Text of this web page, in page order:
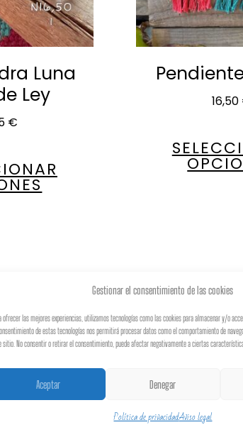
Gestionar el consentimiento de las cookies
ofrecer las mejores experiencias, utilizamos tecnologías como las cookies para almacenar y/o
de estas tecnologías nos permitirá procesar datos como el comportamiento de
sitio. No consentir o retirar el consentimiento, puede afectar negativamente a ciertas
Aceptar Denegar
Política de privacidadAviso legal
Luna
Ley
€
16,50